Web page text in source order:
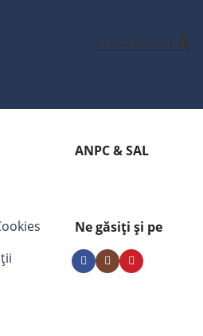
Creează cont
ANPC & SAL
Ne găsiți și pe